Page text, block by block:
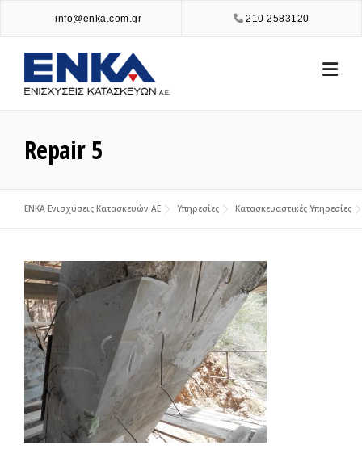
content
210 2583120
info@enka.com.gr
Repair 5
ENKA Ενισχύσεις Κατασκευών ΑΕ Υπηρεσίες Κατασκευαστικές Υπηρεσίες